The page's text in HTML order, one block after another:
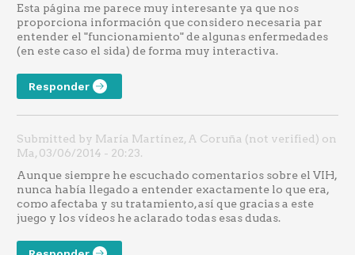
Esta página me parece muy interesante ya que nos
proporciona información que considero necesaria par
entender el "funcionamiento" de algunas enfermedades
(en este caso el sida) de forma muy interactiva.
Responder
Submitted by María Martínez, A Coruña (not verified) on
Ma, 03/06/2014 - 20:23.
Aunque siempre he escuchado comentarios sobre el VIH,
nunca había llegado a entender exactamente lo que era,
como afectaba y su tratamiento, así que gracias a este
juego y los vídeos he aclarado todas esas dudas.